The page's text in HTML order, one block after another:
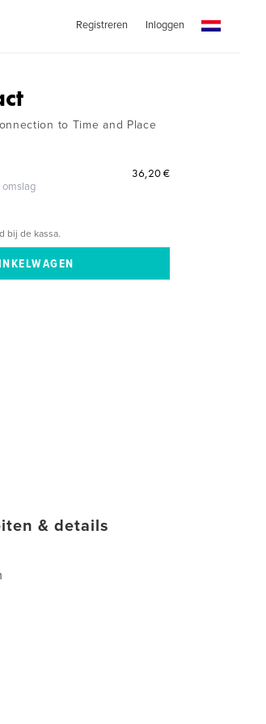
Registreren Inloggen
to Time and Place
omslag
36,20 €
bij de kassa.
& details